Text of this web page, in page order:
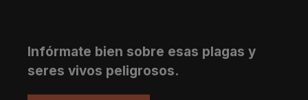
Infórmate bien sobre esas plagas y
seres vivos peligrosos.